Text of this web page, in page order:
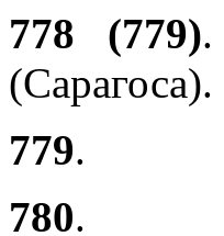
778 (779)
(Сарагоса).
779.
780.